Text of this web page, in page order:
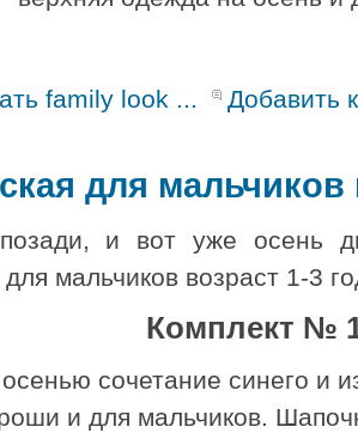
family look ... Добавить
для мальчиков
и вот уже осень
мальчиков возраст 1-3
Комплект №
сочетание синего и
и для мальчиков.